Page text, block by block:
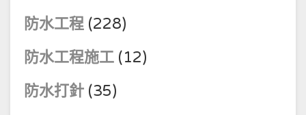
防水工程 (228)
防水工程施工 (12)
防水打針 (35)